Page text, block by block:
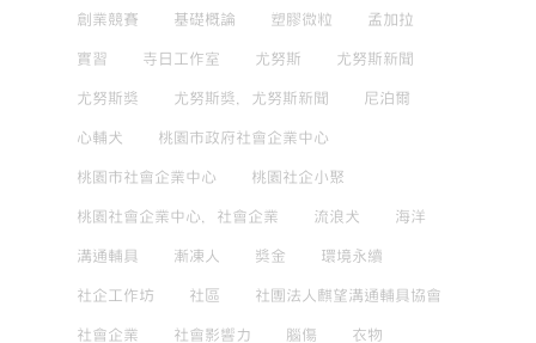
創業競賽 基礎概論 塑膠微粒 孟加拉
實習 寺日工作室 尤努斯 尤努斯新聞
尤努斯獎 尤努斯獎，尤努斯新聞 尼泊爾
心輔犬 桃園市政府社會企業中心
桃園市社會企業中心 桃園社企小聚
桃園社會企業中心，社會企業 流浪犬 海洋
溝通輔具 漸凍人 獎金 環境永續
社企工作坊 社區 社團法人麒望溝通輔具協會
社會企業 社會影響力 腦傷 衣物